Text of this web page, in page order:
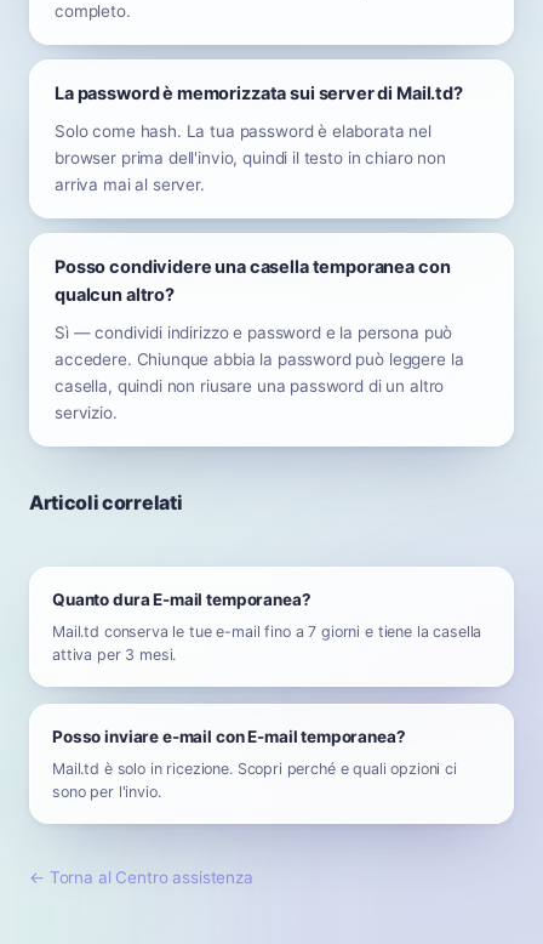
completo.
La password è memorizzata sui server di Mail.td?
Solo come hash. La tua password è elaborata nel
browser prima dell'invio, quindi il testo in chiaro non
arriva mai al server.
Posso condividere una casella temporanea con
qualcun altro?
Sì — condividi indirizzo e password e la persona può
accedere. Chiunque abbia la password può leggere la
casella, quindi non riusare una password di un altro
servizio.
Articoli correlati
Quanto dura E-mail temporanea?
Mail.td conserva le tue e-mail fino a 7 giorni e tiene la casella
attiva per 3 mesi.
Posso inviare e-mail con E-mail temporanea?
Mail.td è solo in ricezione. Scopri perché e quali opzioni ci
sono per l'invio.
← Torna al Centro assistenza